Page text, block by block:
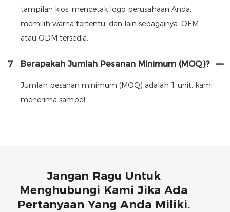
tampilan kios, mencetak logo perusahaan Anda,
memilih warna tertentu, dan lain sebagainya. OEM
atau ODM tersedia.
7 Berapakah Jumlah Pesanan Minimum (MOQ)?
Jumlah pesanan minimum (MOQ) adalah 1 unit, kami
menerima sampel.
Jangan Ragu Untuk
Menghubungi Kami Jika Ada
Pertanyaan Yang Anda Miliki.